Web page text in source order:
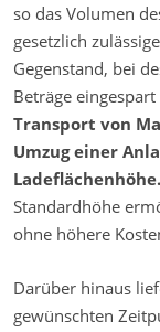
so das Volumen
gesetzlich
Gegenstand, bei
Beträge
Transport von
Umzug einer
Ladeflächenhöhe.
Standardhöhe
ohne höhere
Darüber hinaus
gewünschten